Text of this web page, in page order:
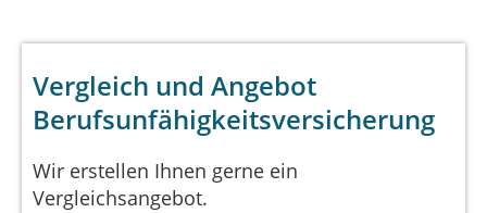
Vergleich und Angebot
Berufsunfähigkeitsversicherung
Wir erstellen Ihnen gerne ein
Vergleichsangebot.